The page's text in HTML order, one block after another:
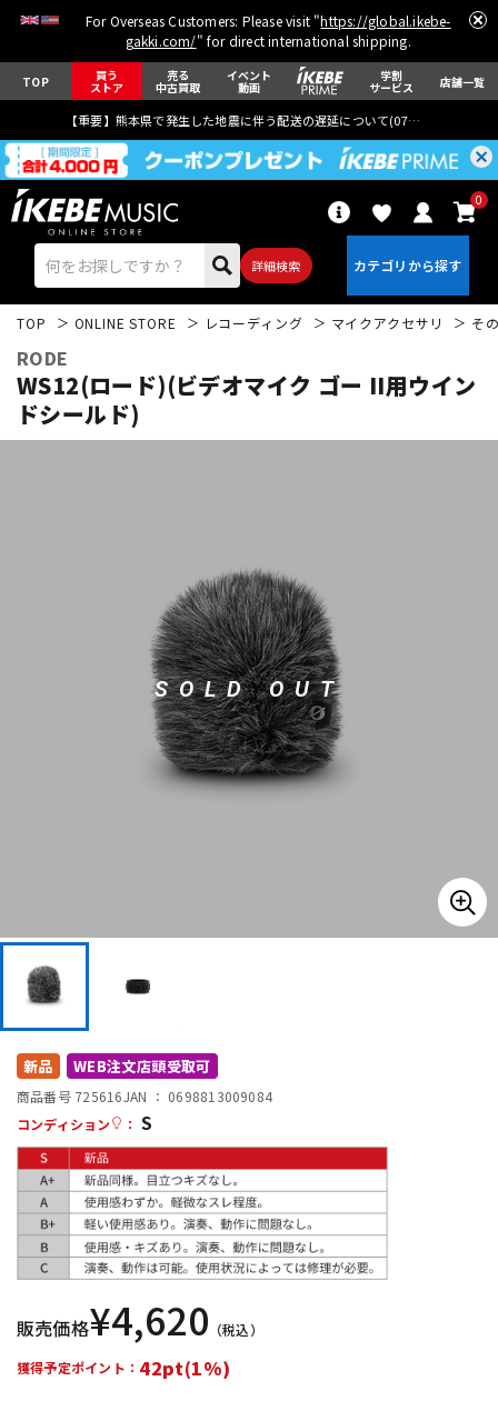
For Overseas Customers: Please visit "https://global.ikebe-
gakki.com/" for direct international shipping.
TOP 買う
ストア
売る
中古買取
イベント
動画
学割
サービス 店舗一覧
【重要】熊本県で発生した地震に伴う配送の遅延について(07月29日
詳細検索
0
キーボード 電子ピアノ
その他楽器
配信/ライブ機器
中古 ヴィンテージ
TOP ONLINE STORE レコーディング マイクアクセサリ そ
RODE
WS12(ロード)(ビデオマイク ゴー II用ウイン
ドシールド)
SOLD OUT
新品 WEB注文店頭受取可
商品番号 725616JAN ： 0698813009084
コンディション
： S
販売価格¥4,620 （税込）
獲得予定ポイント： 42pt(1%)